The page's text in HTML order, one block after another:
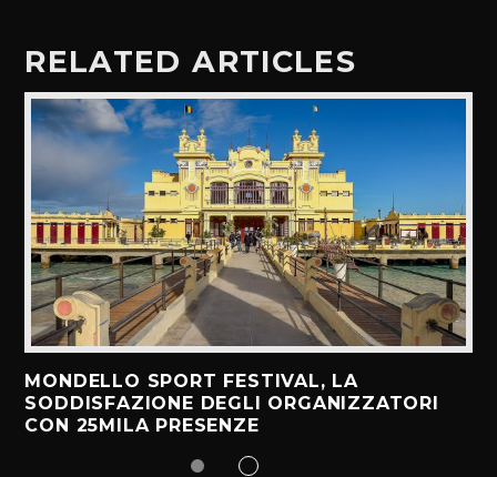
RELATED ARTICLES
MONDELLO SPORT FESTIVAL, LA
SODDISFAZIONE DEGLI ORGANIZZATORI
CON 25MILA PRESENZE